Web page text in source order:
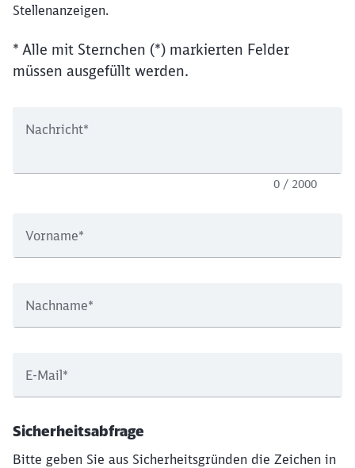
Stellenanzeigen.
* Alle mit Sternchen (*) markierten Felder
müssen ausgefüllt werden.
Nachricht*
0 / 2000
Vorname*
Nachname*
E-Mail*
Sicherheitsabfrage
Bitte geben Sie aus Sicherheitsgründen die Zeichen in